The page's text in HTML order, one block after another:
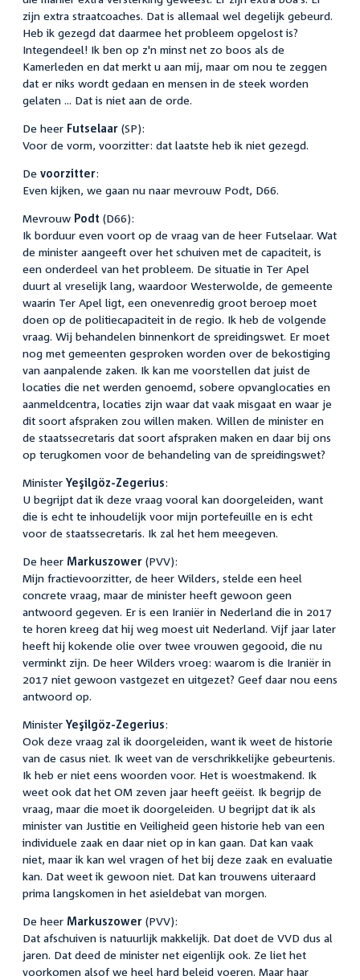
zijn extra straatcoaches. Dat is allemaal wel degelijk gebeurd.
Heb ik gezegd dat daarmee het probleem opgelost is?
Integendeel! Ik ben op z'n minst net zo boos als de
Kamerleden en dat merkt u aan mij, maar om nou te zeggen
dat er niks wordt gedaan en mensen in de steek worden
gelaten ... Dat is niet aan de orde.
De heer Futselaar (SP):
Voor de vorm, voorzitter: dat laatste heb ik niet gezegd.
De voorzitter:
Even kijken, we gaan nu naar mevrouw Podt, D66.
Mevrouw Podt (D66):
Ik borduur even voort op de vraag van de heer Futselaar. Wat
de minister aangeeft over het schuiven met de capaciteit, is
een onderdeel van het probleem. De situatie in Ter Apel
duurt al vreselijk lang, waardoor Westerwolde, de gemeente
waarin Ter Apel ligt, een onevenredig groot beroep moet
doen op de politiecapaciteit in de regio. Ik heb de volgende
vraag. Wij behandelen binnenkort de spreidingswet. Er moet
nog met gemeenten gesproken worden over de bekostiging
van aanpalende zaken. Ik kan me voorstellen dat juist de
locaties die net werden genoemd, sobere opvanglocaties en
aanmeldcentra, locaties zijn waar dat vaak misgaat en waar je
dit soort afspraken zou willen maken. Willen de minister en
de staatssecretaris dat soort afspraken maken en daar bij ons
op terugkomen voor de behandeling van de spreidingswet?
Minister Yeşilgöz-Zegerius:
U begrijpt dat ik deze vraag vooral kan doorgeleiden, want
die is echt te inhoudelijk voor mijn portefeuille en is echt
voor de staatssecretaris. Ik zal het hem meegeven.
De heer Markuszower (PVV):
Mijn fractievoorzitter, de heer Wilders, stelde een heel
concrete vraag, maar de minister heeft gewoon geen
antwoord gegeven. Er is een Iraniër in Nederland die in 2017
te horen kreeg dat hij weg moest uit Nederland. Vijf jaar later
heeft hij kokende olie over twee vrouwen gegooid, die nu
verminkt zijn. De heer Wilders vroeg: waarom is die Iraniër in
2017 niet gewoon vastgezet en uitgezet? Geef daar nou eens
antwoord op.
Minister Yeşilgöz-Zegerius:
Ook deze vraag zal ik doorgeleiden, want ik weet de historie
van de casus niet. Ik weet van de verschrikkelijke gebeurtenis.
Ik heb er niet eens woorden voor. Het is woestmakend. Ik
weet ook dat het OM zeven jaar heeft geëist. Ik begrijp de
vraag, maar die moet ik doorgeleiden. U begrijpt dat ik als
minister van Justitie en Veiligheid geen historie heb van een
individuele zaak en daar niet op in kan gaan. Dat kan vaak
niet, maar ik kan wel vragen of het bij deze zaak en evaluatie
kan. Dat weet ik gewoon niet. Dat kan trouwens uiteraard
prima langskomen in het asieldebat van morgen.
De heer Markuszower (PVV):
Dat afschuiven is natuurlijk makkelijk. Dat doet de VVD dus al
jaren. Dat deed de minister net eigenlijk ook. Ze liet het
voorkomen alsof we heel hard beleid voeren. Maar haar